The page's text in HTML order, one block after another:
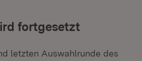
fortgesetzt
letzten Auswahlrunde des